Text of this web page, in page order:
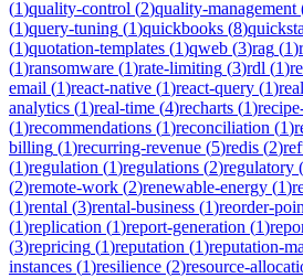
(1)quality-control (2)quality-management
(1)query-tuning (1)quickbooks (8)
(1)quotation-templates (1)qweb (3)rag (1)
(1)ransomware (1)rate-limiting (3)rdl (1)
email (1)react-native (1)react-query (1)
analytics (1)real-time (4)recharts (1)
(1)recommendations (1)reconciliation (1)
billing (1)recurring-revenue (5)redis (2)
(1)regulation (1)regulations (2)regulatory (
(2)remote-work (2)renewable-energy (1)
(1)rental (3)rental-business (1)reorder-
(1)replication (1)report-generation (1)
(3)repricing (1)reputation (1)reputation-
instances (1)resilience (2)resource-